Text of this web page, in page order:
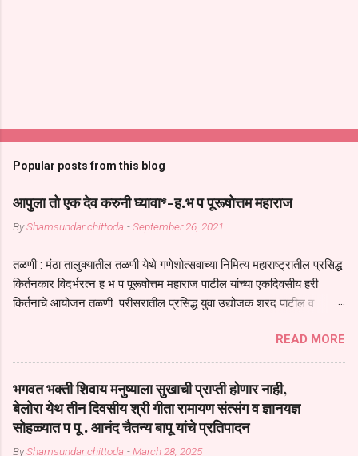
Popular posts from this blog
आपुला तो एक देव करुनी घ्यावा*-ह.भ प पूरूषोत्तम महाराज
ByShamsundar chittoda -September 26, 2021
तळणी : मंठा तालुक्यातील तळणी येथे गणेशोत्सवाच्या निमित्य महाराष्ट्रातील प्रसिद्ध
किर्तनकार विदर्भरत्न ह भ प पूरूषोत्तम महाराज पाटील यांच्या एकदिवसीय हरी
किर्तनाचे आयोजन तळणी परीसरातील प्रसिद्ध युवा उद्योजक शरद पाटील व
तुकाराम महाराज यांच्या *आपुला तो एक देव करुनी घ्यावा* *तेणे विन जिवा सुख
नोहे* *येरती माईक दुःखाची जनीती* *नाही आदी अंती अवसान* या अभंगावर
सुंदर निरूपण केले सध्य स्थितीचा काळ हा मानव जातीच्या परीक्षेचा काळ आहे
धर्ममंडपात बसलेली लोक ही खरच भाग्यवान आहेत कोरोना सारख्या महामारीत आपंण
जिवंत आहोत या महामारीतून जर आपल्याला वाचायचे असेल तर धार्मीक विचाराचा
आधार आपल्याला घ्यावाच लागेल महामारीच्या काळात वारकरी सप्रदायच खूप मोठा
READ MORE
भगवत भक्ती शिवाय मनुष्याला सुखाची प्राप्ती होणार नाही,
बेलोरा येथ तीन दिवसीय श्री गीता रामायण संत्संग व ज्ञानयज्ञ
सोहळ्यात प पू . आनंद चैतन्य बापू यांचे प्रतिपादन
ByShamsundar chittoda -March 28, 2025